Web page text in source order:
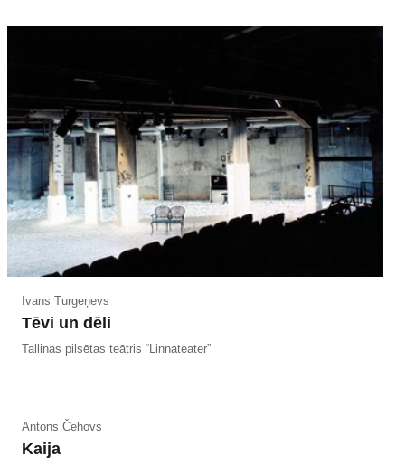
Ivans Turgeņevs
Tēvi un dēli
Tallinas pilsētas teātris “Linnateater”
Antons Čehovs
Kaija